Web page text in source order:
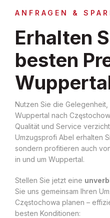
ANFRAGEN &
Erhalten
besten
Nutzen Sie die
Wuppertal nach
Qualität und Service
Umzugsprofi Abel erhalten
sondern profitieren auch
in und um Wuppertal.
Stellen Sie jetzt eine
Sie uns gemeinsam Ihren
Częstochowa planen –
besten Konditionen: